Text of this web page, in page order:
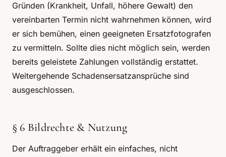
Gründen (Krankheit, Unfall, höhere Gewalt) den
vereinbarten Termin nicht wahrnehmen können, wird
er sich bemühen, einen geeigneten Ersatzfotografen
zu vermitteln. Sollte dies nicht möglich sein, werden
bereits geleistete Zahlungen vollständig erstattet.
Weitergehende Schadensersatzansprüche sind
ausgeschlossen.
§ 6 Bildrechte & Nutzung
Der Auftraggeber erhält ein einfaches, nicht